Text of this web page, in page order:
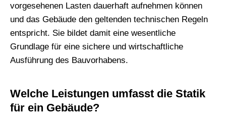
vorgesehenen Lasten dauerhaft aufnehmen können
und das Gebäude den geltenden technischen Regeln
entspricht. Sie bildet damit eine wesentliche
Grundlage für eine sichere und wirtschaftliche
Ausführung des Bauvorhabens.
Welche Leistungen umfasst die Statik
für ein Gebäude?